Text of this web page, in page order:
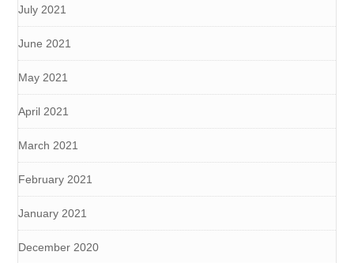
July 2021
June 2021
May 2021
April 2021
March 2021
February 2021
January 2021
December 2020